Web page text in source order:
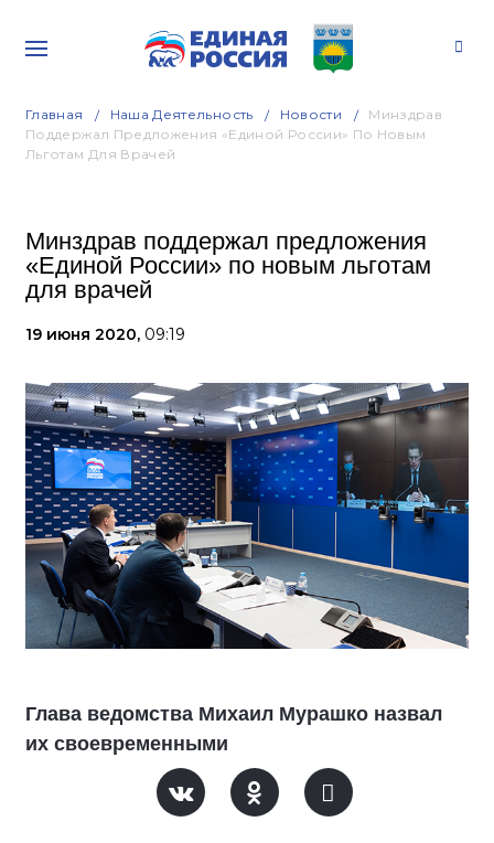
Главная Наша Деятельность Новости
Минздрав
Поддержал Предложения «Единой России» По Новым
Льготам Для Врачей
Минздрав поддержал предложения
«Единой России» по новым льготам
для врачей
19 июня 2020, 09:19
Глава ведомства Михаил Мурашко назвал
их своевременными